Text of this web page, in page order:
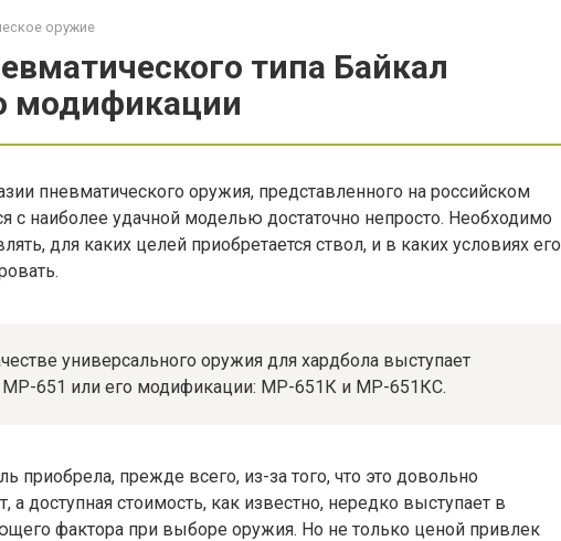
оружие
типа Байкал
модификации
пневматического оружия, представленного на российском
с наиболее удачной моделью достаточно непросто. Необходимо
для каких целей приобретается ствол, и в каких условиях его
универсального оружия для хардбола выступает
МР-651 или его модификации: МР-651К и МР-651КС.
приобрела, прежде всего, из-за того, что это довольно
доступная стоимость, как известно, нередко выступает в
фактора при выборе оружия. Но не только ценой привлек